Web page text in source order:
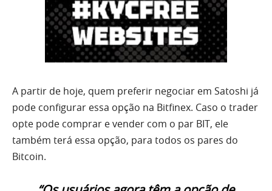
A partir de hoje, quem preferir negociar em Satoshi já
pode configurar essa opção na Bitfinex. Caso o trader
opte pode comprar e vender com o par BIT, ele
também terá essa opção, para todos os pares do
Bitcoin.